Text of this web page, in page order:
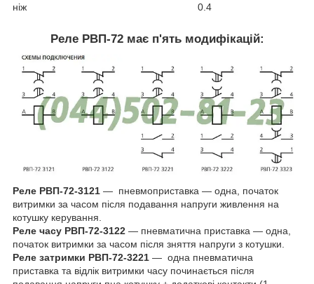
ніж 0.4
Реле РВП-72 має п'ять модифікацій:
Реле РВП-72-3121 — пневмоприставка — одна, початок
витримки за часом після подавання напруги живлення на
котушку керування.
Реле часу РВП-72-3122 — пневматична приставка — одна,
початок витримки за часом після зняття напруги з котушки.
Реле затримки РВП-72-3221 — одна пневматична
приставка та відлік витримки часу починається після